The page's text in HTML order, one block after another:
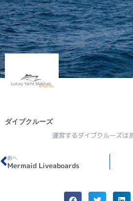
ダイブクルーズ
運営するダイブクルーズは
前へ
Mermaid Liveaboards